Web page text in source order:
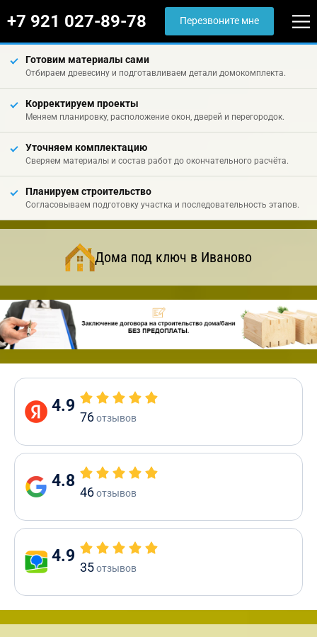
+7 921 027-89-78 Перезвоните мне
Готовим материалы сами
Отбираем древесину и подготавливаем детали домокомплекта.
Корректируем проекты
Меняем планировку, расположение окон, дверей и перегородок.
Уточняем комплектацию
Сверяем материалы и состав работ до окончательного расчёта.
Планируем строительство
Согласовываем подготовку участка и последовательность этапов.
Дома под ключ в Иваново
4.9
76отзывов
4.8
46отзывов
4.9
35отзывов